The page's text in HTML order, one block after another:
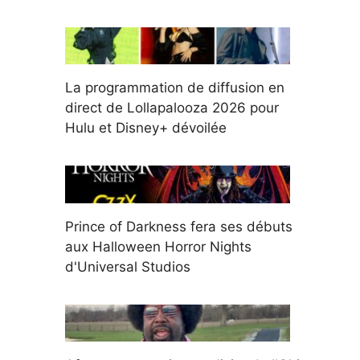
La programmation de diffusion en
direct de Lollapalooza 2026 pour
Hulu et Disney+ dévoilée
Prince of Darkness fera ses débuts
aux Halloween Horror Nights
d'Universal Studios